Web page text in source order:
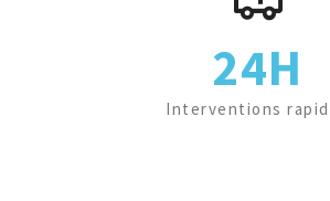
24H
Interventions